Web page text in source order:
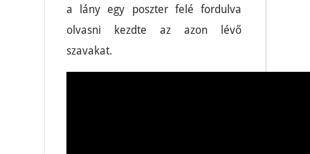
a lány egy poszter felé fordulva
olvasni kezdte az azon lévő
szavakat.